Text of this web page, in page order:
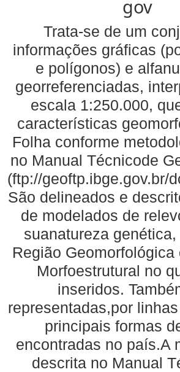
gov
Trata-se de um
informações gráficas
e polígonos) e
georreferenciadas,
escala 1:250.000,
características
Folha conforme
no Manual Técnicode
(ftp://geoftp.ibge.gov.br/
São delineados e
de modelados de
suanatureza
Região
Morfoestrutural no
inseridos.
representadas,por
principais formas
encontradas no país.A
descrita no Manual